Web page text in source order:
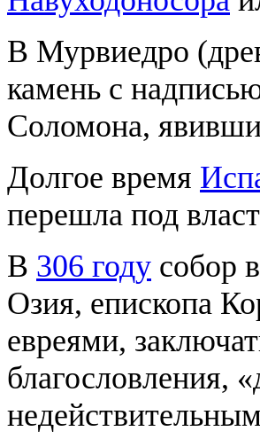
В Мурвиедро
камень с
Соломона,
Долгое время
перешла под
В 306 году собор
Озия, епископа
евреями,
благословления,